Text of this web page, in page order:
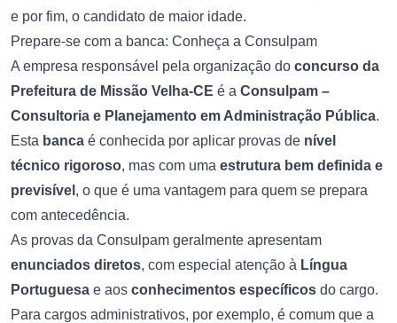
e por fim, o candidato de maior idade.
Prepare-se com a banca: Conheça a Consulpam
A empresa responsável pela organização do concurso da
Prefeitura de Missão Velha-CE é a Consulpam –
Consultoria e Planejamento em Administração Pública.
Esta banca é conhecida por aplicar provas de nível
técnico rigoroso, mas com uma estrutura bem definida e
previsível , o que é uma vantagem para quem se prepara
com antecedência.
As provas da Consulpam geralmente apresentam
enunciados diretos, com especial atenção à Língua
Portuguesa e aos conhecimentos específicos do cargo.
Para cargos administrativos, por exemplo, é comum que a